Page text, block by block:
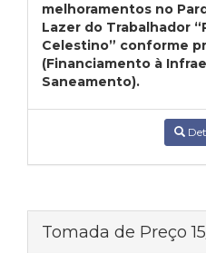
melhoramentos no
Lazer do Trabalhador
Celestino” conforme
(Financiamento à
Saneamento).
Tomada de Preço